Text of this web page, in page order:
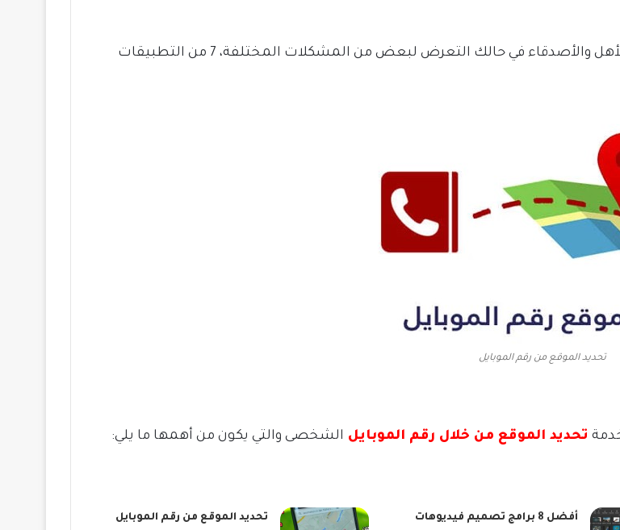
وهي من الطرق التي يعتمد عليها البعض في الإطمئنان على الأهل والأصدقاء في حالك التعرض لبعض من المشكلات المختلفة، 7 من التطبيقات
تحديد الموقع من رقم الموبايل
تحديد الموقع من خلال رقم الموبايل الشخصى والتي يكون من أهمها ما يلي:
أفضل 8 برامج تصميم فيديوهات
تحديد الموقع من رقم الموبايل